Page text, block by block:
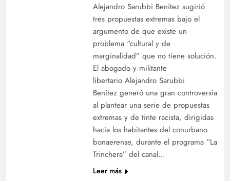
Alejandro Sarubbi Benítez sugirió
tres propuestas extremas bajo el
argumento de que existe un
problema “cultural y de
marginalidad” que no tiene solución.
El abogado y militante
libertario Alejandro Sarubbi
Benítez generó una gran controversia
al plantear una serie de propuestas
extremas y de tinte racista, dirigidas
hacia los habitantes del conurbano
bonaerense, durante el programa “La
Trinchera” del canal…
Leer más